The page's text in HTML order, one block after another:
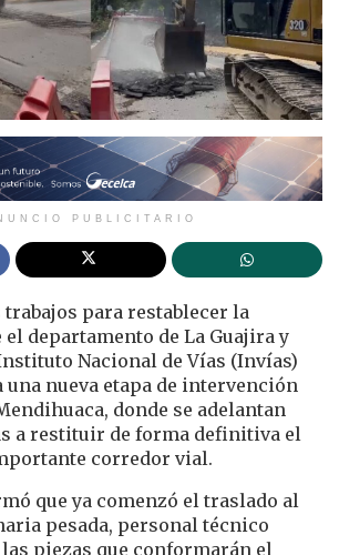
PUBLICITARIO
trabajos para restablecer la
departamento de La Guajira y
Nacional de Vías (Invías)
una nueva etapa de intervención
donde se adelantan
a restituir de forma definitiva el
corredor vial.
que ya comenzó el traslado al
pesada, personal técnico
piezas que conformarán el